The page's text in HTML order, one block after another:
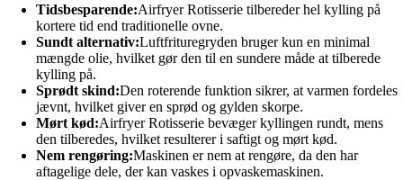
Tidsbesparende:Airfryer Rotisserie tilbereder hel kylling på
kortere tid end traditionelle ovne.
Sundt alternativ:Luftfrituregryden bruger kun en minimal
mængde olie, hvilket gør den til en sundere måde at tilberede
kylling på.
Sprødt skind:Den roterende funktion sikrer, at varmen fordeles
jævnt, hvilket giver en sprød og gylden skorpe.
Mørt kød:Airfryer Rotisserie bevæger kyllingen rundt, mens
den tilberedes, hvilket resulterer i saftigt og mørt kød.
Nem rengøring:Maskinen er nem at rengøre, da den har
aftagelige dele, der kan vaskes i opvaskemaskinen.